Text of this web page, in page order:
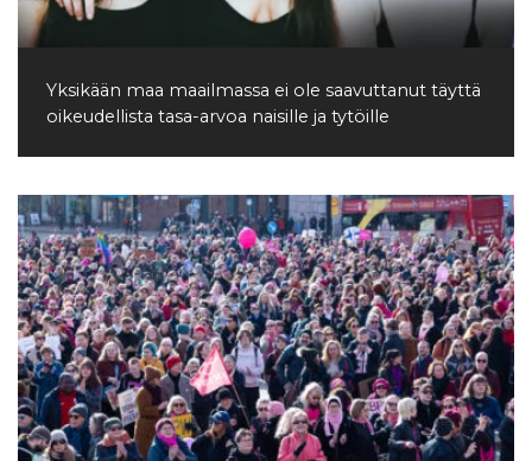
Yksikään maa maailmassa ei ole saavuttanut täyttä
oikeudellista tasa-arvoa naisille ja tytöille